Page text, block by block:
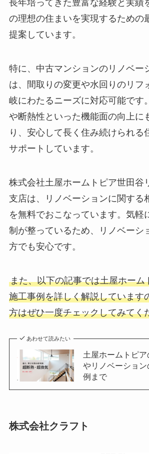
長年培ってきた豊富な経験と実績
の理想の住まいを実現するための
提案しています。
特に、中古マンションのリノベー
は、間取りの変更や水回りのリフ
岐にわたるニーズに対応可能です
や断熱性といった機能面の向上に
り、安心して長く住み続けられる
サポートしています。
株式会社土屋ホームトピア世田谷
支店は、リノベーションに関する
を無料でおこなっています。気軽
制が整っているため、リノベーシ
方でも安心です。
また、以下の記事では土屋ホーム
施工事例を詳しく解説しています
方はぜひ一度チェックしてみてく
あわせて読みたい
土屋ホームトピ
やリノベーショ
例まで
株式会社クラフト